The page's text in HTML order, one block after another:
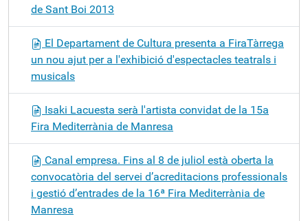
de Sant Boi 2013
El Departament de Cultura presenta a FiraTàrrega
un nou ajut per a l'exhibició d'espectacles teatrals i
musicals
Isaki Lacuesta serà l'artista convidat de la 15a
Fira Mediterrània de Manresa
Canal empresa. Fins al 8 de juliol està oberta la
convocatòria del servei d’acreditacions professionals
i gestió d’entrades de la 16ª Fira Mediterrània de
Manresa